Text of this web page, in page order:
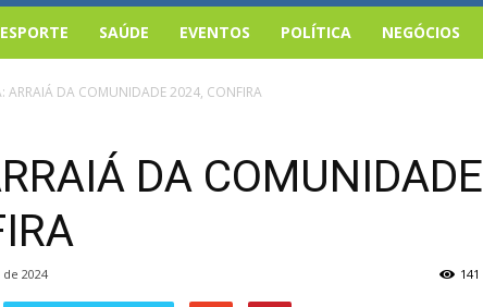
ESPORTE SAÚDE EVENTOS POLÍTICA NEGÓCIOS
ARRAIÁ DA COMUNIDADE 2024, CONFIRA
DA COMUNIDADE
2024 141